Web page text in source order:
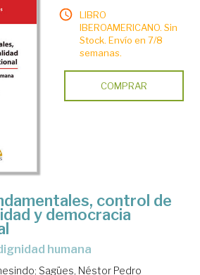
LIBRO
IBEROAMERICANO. Sin
Stock. Envío en 7/8
semanas.
COMPRAR
control de
y democracia
humana
; Sagües, Néstor Pedro